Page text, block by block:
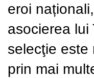
eroi
asocierea
selecţie
prin mai